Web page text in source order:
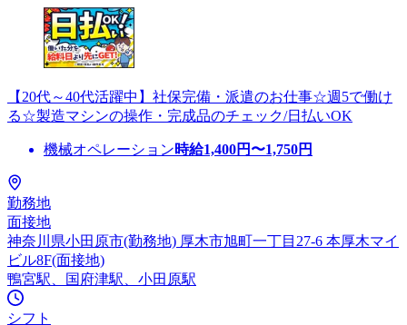
【20代～40代活躍中】社保完備・派遣のお仕事☆週5で働け
る☆製造マシンの操作・完成品のチェック/日払いOK
機械オペレーション時給1,400円〜1,750円
勤務地
面接地
神奈川県小田原市(勤務地) 厚木市旭町一丁目27-6 本厚木マイ
ビル8F(面接地)
鴨宮駅、国府津駅、小田原駅
シフト